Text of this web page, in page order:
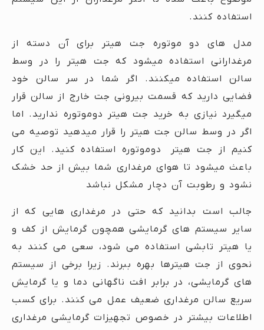
استفاده کنند.
مدل های دو موتوره جت هیتر برای آن دسته از
مرغدارانی استفاده میشود که جت هیتر را در وسط
سالن استفاده میکنند. اگر شما در سر سالن خود
فضایی دارید که قسمت بیرونی جت خارج از سالن قرار
میگیرد نیازی به خرید جت هیتر دوموتوره ندارید. اما
اگر در وسط سالن جت هیتر را قرار میدهید توصیه می
کنیم از جت هیتر دوموتوره استفاده کنید. این کار
باعث میشود تا هوای مرغداری شما بیش از حد خشک
نشود و رطوبت آن دچار مشکل نباشد
جالب است بدانید که حتی در مرغداری هایی که از
سایر سیستم های گرمایشی همچون گرمایش از کف و
یا هیتر تابشی استفاده می شود، سعی می کنند به
نحوی از جت هیترها بهره ببرند. زیرا برخی از سیستم
های گرمایشی، در برابر افت ناگهانی دما و یا گرمایش
سریع سالن مرغداری ضعیف عمل می کنند. برای کسب
اطلاعات بیشتر در خصوص تجهیزات گرمایشی مرغداری